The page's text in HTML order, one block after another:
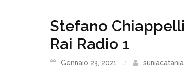
Stefano Chiappelli
Rai Radio 1
Gennaio 23, 2021 suniacatania